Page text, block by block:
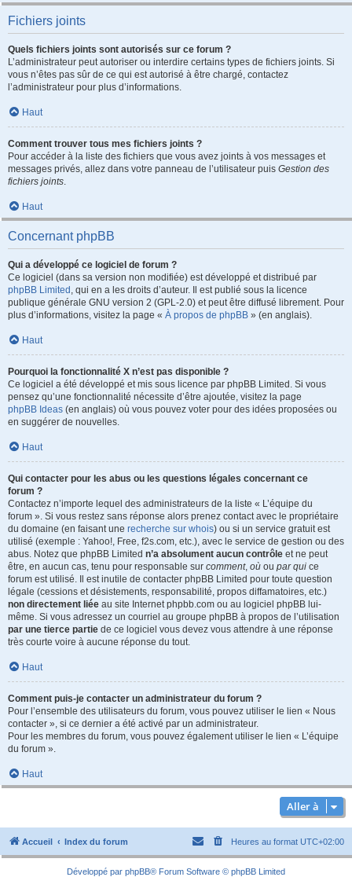
Fichiers joints
Quels fichiers joints sont autorisés sur ce forum ?
L’administrateur peut autoriser ou interdire certains types de fichiers joints. Si
vous n’êtes pas sûr de ce qui est autorisé à être chargé, contactez
l’administrateur pour plus d’informations.
Haut
Comment trouver tous mes fichiers joints ?
Pour accéder à la liste des fichiers que vous avez joints à vos messages et
messages privés, allez dans votre panneau de l’utilisateur puis Gestion des
fichiers joints.
Haut
Concernant phpBB
Qui a développé ce logiciel de forum ?
Ce logiciel (dans sa version non modifiée) est développé et distribué par
phpBB Limited , qui en a les droits d’auteur. Il est publié sous la licence
publique générale GNU version 2 (GPL-2.0) et peut être diffusé librement. Pour
plus d’informations, visitez la page « À propos de phpBB » (en anglais).
Haut
Pourquoi la fonctionnalité X n’est pas disponible ?
Ce logiciel a été développé et mis sous licence par phpBB Limited. Si vous
pensez qu’une fonctionnalité nécessite d’être ajoutée, visitez la page
phpBB Ideas (en anglais) où vous pouvez voter pour des idées proposées ou
en suggérer de nouvelles.
Haut
Qui contacter pour les abus ou les questions légales concernant ce
forum ?
Contactez n’importe lequel des administrateurs de la liste « L’équipe du
forum ». Si vous restez sans réponse alors prenez contact avec le propriétaire
du domaine (en faisant une recherche sur whois) ou si un service gratuit est
utilisé (exemple : Yahoo!, Free, f2s.com, etc.), avec le service de gestion ou des
abus. Notez que phpBB Limited n’a absolument aucun contrôle et ne peut
être, en aucun cas, tenu pour responsable sur comment, où ou par qui ce
forum est utilisé. Il est inutile de contacter phpBB Limited pour toute question
légale (cessions et désistements, responsabilité, propos diffamatoires, etc.)
non directement liée au site Internet phpbb.com ou au logiciel phpBB lui-
même. Si vous adressez un courriel au groupe phpBB à propos de l’utilisation
par une tierce partie de ce logiciel vous devez vous attendre à une réponse
très courte voire à aucune réponse du tout.
Haut
Comment puis-je contacter un administrateur du forum ?
Pour l’ensemble des utilisateurs du forum, vous pouvez utiliser le lien « Nous
contacter », si ce dernier a été activé par un administrateur.
Pour les membres du forum, vous pouvez également utiliser le lien « L’équipe
du forum ».
Haut
Aller à
Accueil Index du forum Heures au format UTC+02:00
Développé par phpBB® Forum Software © phpBB Limited